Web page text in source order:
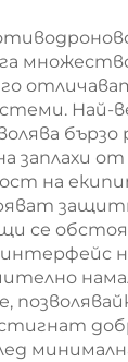
Най-
бързо
заплахи
на
се